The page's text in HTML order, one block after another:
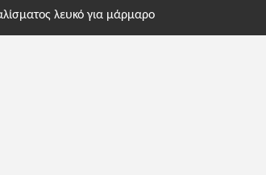
λευκό για μάρμαρο